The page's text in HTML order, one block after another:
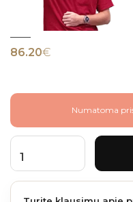
86.20€
Numatoma
produkto kiekis: BRUGGAN